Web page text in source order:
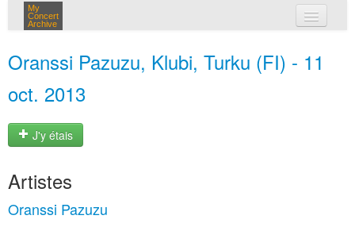
My
Concert
Archive
Oranssi Pazuzu, Klubi, Turku (FI) - 11
oct. 2013
J'y étais
Artistes
Oranssi Pazuzu